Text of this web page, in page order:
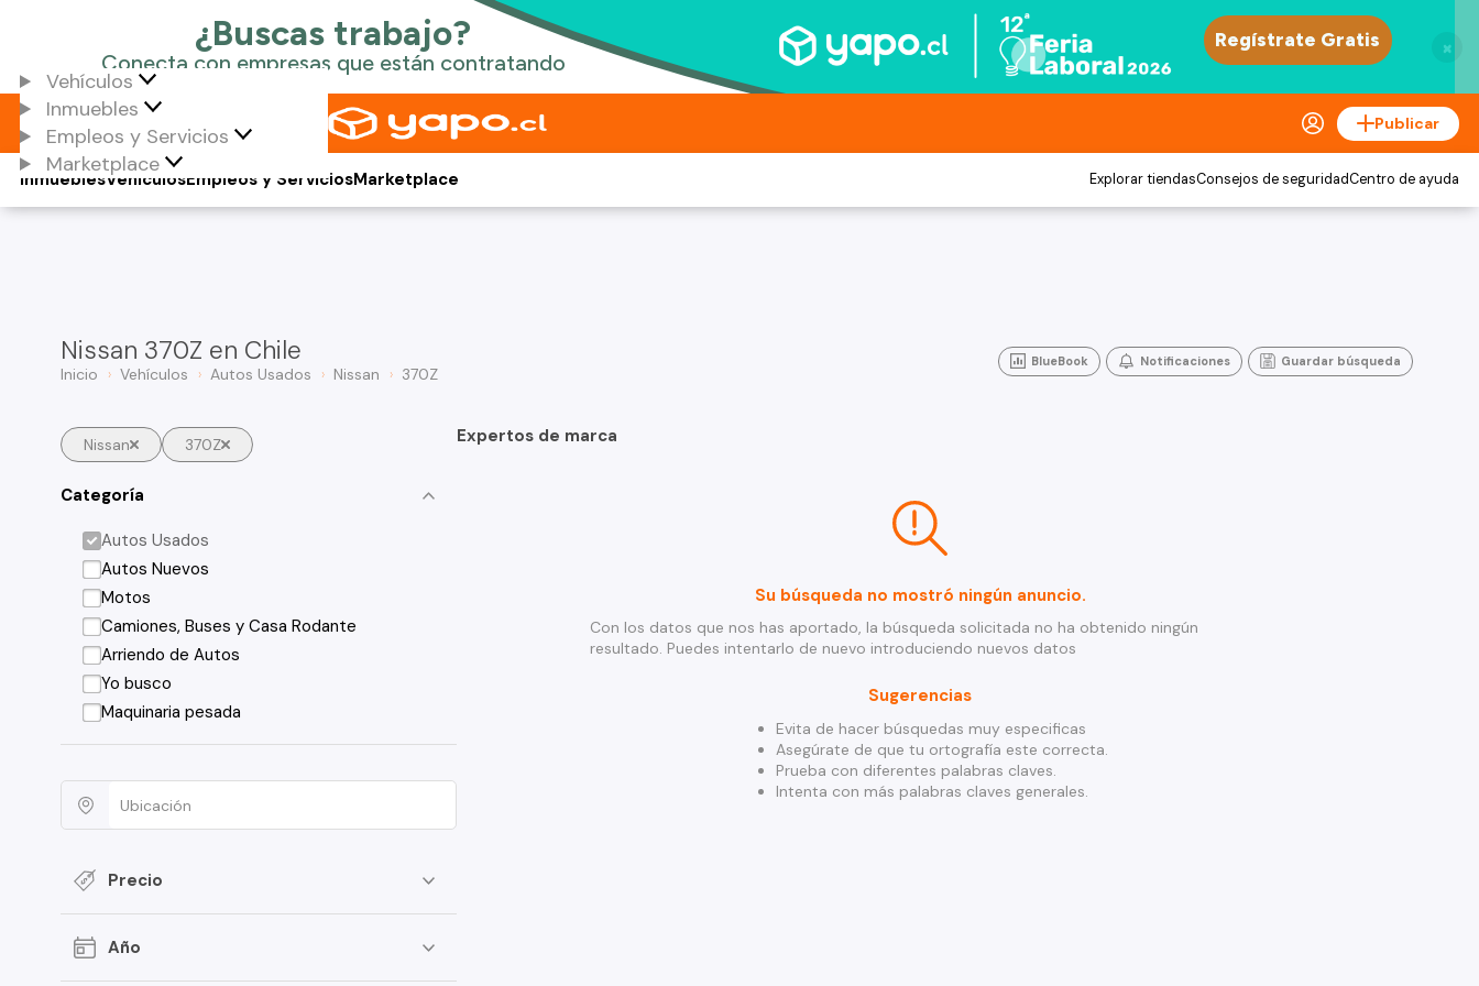
×
Vehículos
Inmuebles
Empleos y Servicios
Marketplace
Publicar
Vehículos
Inmuebles Empleos y ServiciosMarketplace Explorar tiendasConsejos de seguridadCentro de ayuda
Nissan 370Z en Chile
Inicio Vehículos Autos Usados Nissan 370Z
BlueBook Notificaciones Guardar búsqueda
Nissan 370Z
Categoría
Autos Usados
Autos Nuevos
Motos
Camiones, Buses y Casa Rodante
Arriendo de Autos
Yo busco
Maquinaria pesada
Precio
Año
Expertos de marca
Su búsqueda no mostró ningún anuncio.
Con los datos que nos has aportado, la búsqueda solicitada no ha obtenido ningún
resultado. Puedes intentarlo de nuevo introduciendo nuevos datos
Sugerencias
Evita de hacer búsquedas muy especificas
Asegúrate de que tu ortografía este correcta.
Prueba con diferentes palabras claves.
Intenta con más palabras claves generales.